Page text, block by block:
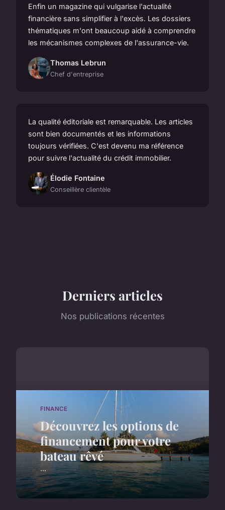
Enfin un magazine qui vulgarise l'actualité
financière sans simplifier à l'excès. Les dossiers
thématiques m'ont beaucoup aidé à comprendre
les mécanismes complexes de l'assurance-vie.
Thomas Lebrun
Chef d'entreprise
La qualité éditoriale est remarquable. Les articles
sont bien documentés et les informations
toujours vérifiées. C'est devenu ma référence
pour suivre l'actualité du crédit immobilier.
Élodie Fontaine
Conseillère clientèle
Derniers articles
Nos publications récentes
FINANCE
Découvrez les options de
financement pour votre
bateau rêvé
...